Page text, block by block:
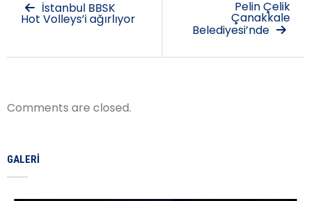
İstanbul BBSK
Hot Volleys’i ağırlıyor
Pelin Çelik
Çanakkale
Belediyesi’nde
Comments are closed.
GALERI